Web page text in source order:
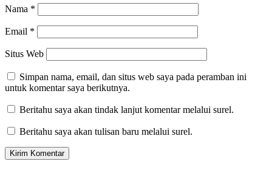
Nama *
Email *
Situs Web
Simpan nama, email, dan situs web saya pada peramban ini
untuk komentar saya berikutnya.
Beritahu saya akan tindak lanjut komentar melalui surel.
Beritahu saya akan tulisan baru melalui surel.